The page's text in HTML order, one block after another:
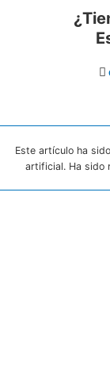
Este artículo ha
artificial. Ha sido